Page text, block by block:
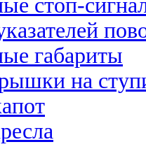
стоп-
габариты
на